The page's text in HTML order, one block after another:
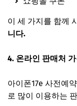
이 세 가지를 함께
니다.
4. 온라인 판매처
아이폰17e 사전예
로 많이 이용하는